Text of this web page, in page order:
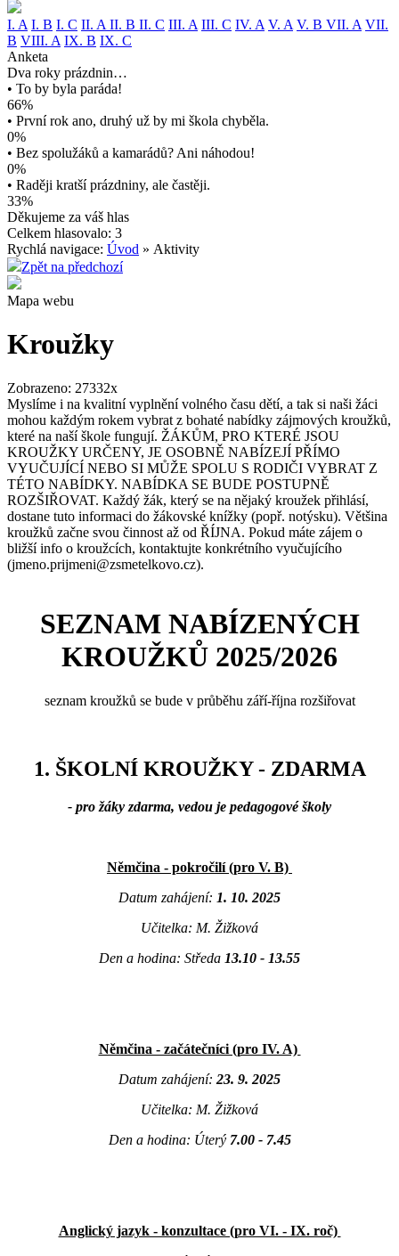
I. A I. B I. C II. A II. B II. C III. A III. C IV. A V. A V. B VII. A VII.
B VIII. A IX. B IX. C
Anketa
Dva roky prázdnin…
• To by byla paráda!
66%
• První rok ano, druhý už by mi škola chyběla.
0%
• Bez spolužáků a kamarádů? Ani náhodou!
0%
• Raději kratší prázdniny, ale častěji.
33%
Děkujeme za váš hlas
Celkem hlasovalo: 3
Rychlá navigace: Úvod » Aktivity
Zpět na předchozí
Mapa webu
Kroužky
Zobrazeno: 27332x
Myslíme i na kvalitní vyplnění volného času dětí, a tak si naši žáci
mohou každým rokem vybrat z bohaté nabídky zájmových kroužků,
které na naší škole fungují. ŽÁKŮM, PRO KTERÉ JSOU
KROUŽKY URČENY, JE OSOBNĚ NABÍZEJÍ PŘÍMO
VYUČUJÍCÍ NEBO SI MŮŽE SPOLU S RODIČI VYBRAT Z
TÉTO NABÍDKY. NABÍDKA SE BUDE POSTUPNĚ
ROZŠIŘOVAT. Každý žák, který se na nějaký kroužek přihlásí,
dostane tuto informaci do žákovské knížky (popř. notýsku). Většina
kroužků začne svou činnost až od ŘÍJNA. Pokud máte zájem o
bližší info o kroužcích, kontaktujte konkrétního vyučujícího
(jmeno.prijmeni@zsmetelkovo.cz).
SEZNAM NABÍZENÝCH
KROUŽKŮ 2025/2026
seznam kroužků se bude v průběhu září-října rozšiřovat
1. ŠKOLNÍ KROUŽKY - ZDARMA
- pro žáky zdarma, vedou je pedagogové školy
Němčina - pokročilí (pro V. B)
Datum zahájení: 1. 10. 2025
Učitelka: M. Žižková
Den a hodina: Středa 13.10 - 13.55
Němčina - začátečníci (pro IV. A)
Datum zahájení: 23. 9. 2025
Učitelka: M. Žižková
Den a hodina: Úterý 7.00 - 7.45
Anglický jazyk - konzultace (pro VI. - IX. roč)